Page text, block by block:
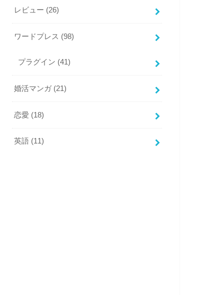
レビュー (26)
ワードプレス (98)
プラグイン (41)
婚活マンガ (21)
恋愛 (18)
英語 (11)